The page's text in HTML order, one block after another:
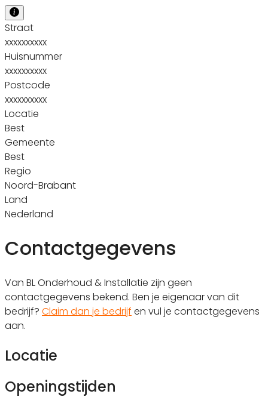
Straat
xxxxxxxxxx
Huisnummer
xxxxxxxxxx
Postcode
xxxxxxxxxx
Locatie
Best
Gemeente
Best
Regio
Noord-Brabant
Land
Nederland
Contactgegevens
Van BL Onderhoud & Installatie zijn geen
contactgegevens bekend. Ben je eigenaar van dit
bedrijf? Claim dan je bedrijf en vul je contactgegevens
aan.
Locatie
Openingstijden